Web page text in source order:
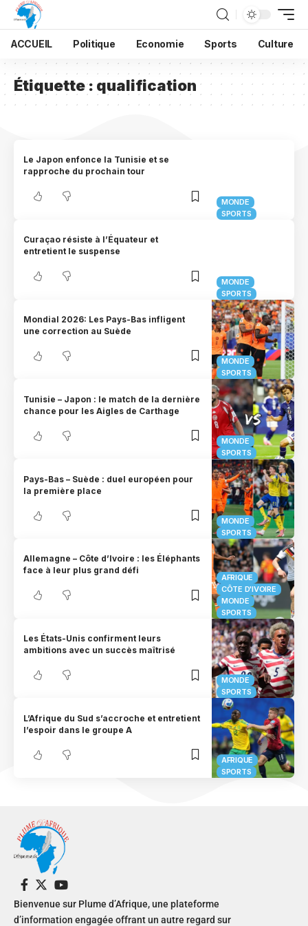
ACCUEIL Politique Economie Sports Culture
Étiquette : qualification
MONDE
SPORTS
Le Japon enfonce la Tunisie et se
rapproche du prochain tour
MONDE
SPORTS
Curaçao résiste à l’Équateur et
entretient le suspense
MONDE
SPORTS
Mondial 2026: Les Pays-Bas infligent
une correction au Suède
MONDE
SPORTS
Tunisie – Japon : le match de la dernière
chance pour les Aigles de Carthage
MONDE
SPORTS
Pays-Bas – Suède : duel européen pour
la première place
AFRIQUE
CÔTE D'IVOIRE
MONDE
SPORTS
Allemagne – Côte d’Ivoire : les Éléphants
face à leur plus grand défi
MONDE
SPORTS
Les États-Unis confirment leurs
ambitions avec un succès maîtrisé
AFRIQUE
SPORTS
L’Afrique du Sud s’accroche et entretient
l’espoir dans le groupe A
Bienvenue sur Plume d’Afrique, une plateforme
d’information engagée offrant un autre regard sur